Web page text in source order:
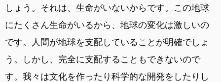
しょう。それは、生命がいないからです。この地球
にたくさん生命がいるから、地球の変化は激しいの
です。人間が地球を支配していることが明確でしょ
う。しかし、完全に支配することもできないので
す。我々は文化を作ったり科学的な開発をしたりし